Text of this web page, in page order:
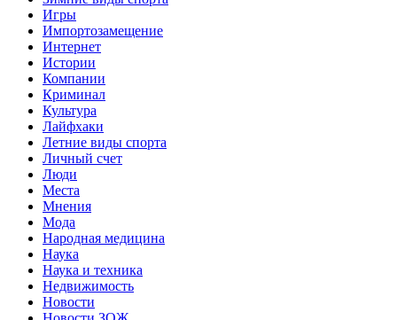
Игры
Импортозамещение
Интернет
Истории
Компании
Криминал
Культура
Лайфхаки
Летние виды спорта
Личный счет
Люди
Места
Мнения
Мода
Народная медицина
Наука
Наука и техника
Недвижимость
Новости